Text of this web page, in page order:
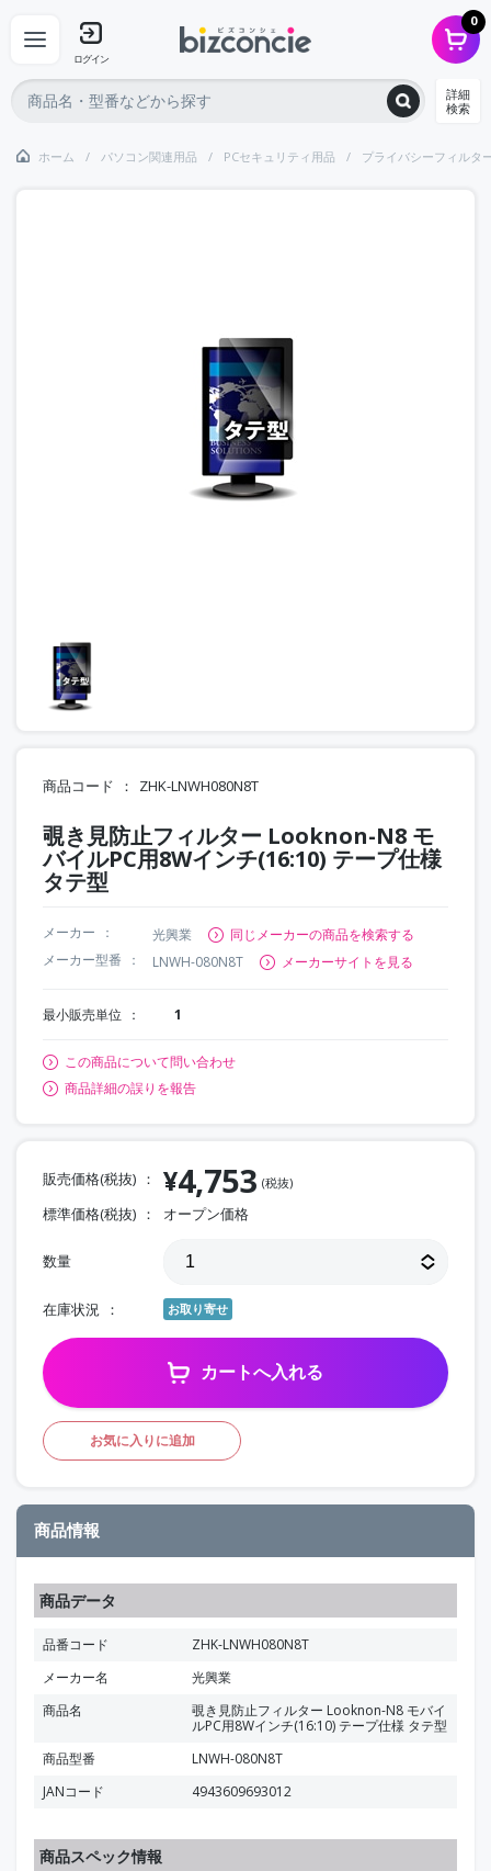
ログイン
0
詳細
検索
ホーム パソコン関連用品 PCセキュリティ用品 プライバシーフィルタ
商品コード ZHK-LNWH080N8T
覗き見防止フィルター Looknon-N8 モ
バイルPC用8Wインチ(16:10) テープ仕様
タテ型
メーカー 光興業
同じメーカーの商品を検索する
メーカー型番
LNWH-080N8T メーカーサイトを見る
最小販売単位 1
この商品について問い合わせ
商品詳細の誤りを報告
販売価格(税抜) ¥4,753 (税抜)
標準価格(税抜) オープン価格
数量
在庫状況 お取り寄せ
カートへ入れる
お気に入りに追加
商品情報
商品データ
品番コード
ZHK-LNWH080N8T
メーカー名
光興業
商品名
覗き見防止フィルター Looknon-N8 モバイ
ルPC用8Wインチ(16:10) テープ仕様 タテ型
商品型番
LNWH-080N8T
JANコード
4943609693012
商品スペック情報